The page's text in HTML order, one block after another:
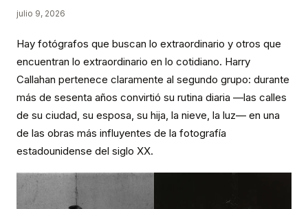
julio 9, 2026
Hay fotógrafos que buscan lo extraordinario y otros que
encuentran lo extraordinario en lo cotidiano. Harry
Callahan pertenece claramente al segundo grupo: durante
más de sesenta años convirtió su rutina diaria —las calles
de su ciudad, su esposa, su hija, la nieve, la luz— en una
de las obras más influyentes de la fotografía
estadounidense del siglo XX.